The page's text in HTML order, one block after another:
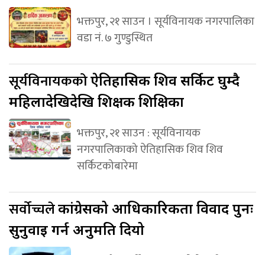
भक्तपुर, २१ साउन । सूर्यविनायक नगरपालिका
वडा नं. ७ गुण्डुस्थित
सूर्यविनायककोऐतिहासिक शिव सर्किट घुम्दै
महिलादेखिदेखि शिक्षक शिक्षिका
भक्तपुर, २१ साउन : सूर्यविनायक
नगरपालिकाको ऐतिहासिक शिव शिव
सर्किटकोबारेमा
सर्वोच्चलेकांग्रेसको आधिकारिकता विवाद पुनः
सुनुवाइ गर्न अनुमति दियो